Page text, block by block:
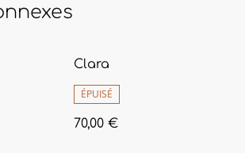
Clara
ÉPUISÉ
70,00 €